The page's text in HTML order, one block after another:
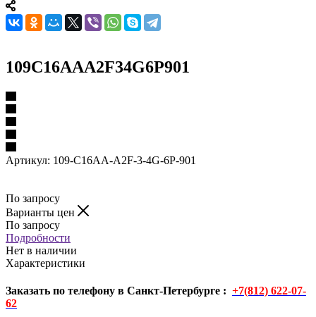
109C16AAA2F34G6P901
Артикул: 109-C16AA-A2F-3-4G-6P-901
По запросу
Варианты цен
По запросу
Подробности
Нет в наличии
Характеристики
Заказать по телефону в Санкт-Петербурге : +7(812) 622-07-
62